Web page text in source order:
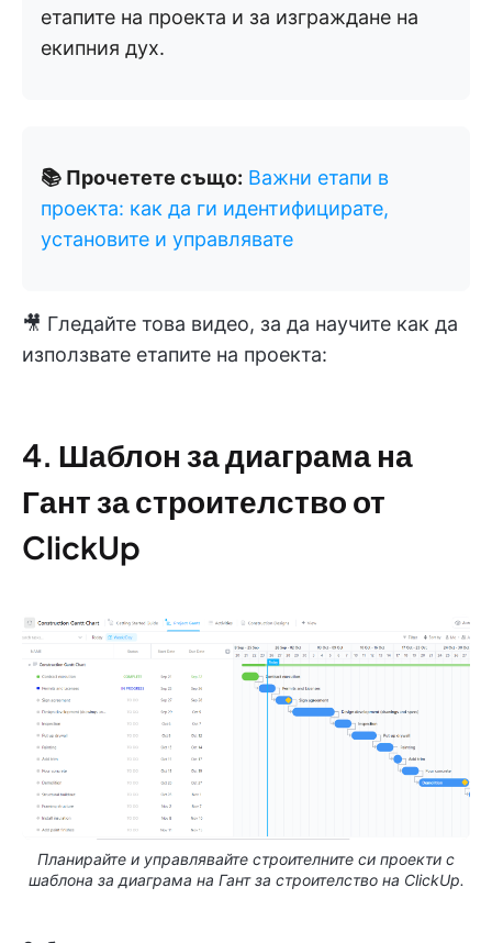
етапите на проекта и за изграждане на
екипния дух.
📚 Прочетете също: Важни етапи в
проекта: как да ги идентифицирате,
установите и управлявате
🎥 Гледайте това видео, за да научите как да
използвате етапите на проекта:
4. Шаблон за диаграма на
Гант за строителство от
ClickUp
Планирайте и управлявайте строителните си проекти с
шаблона за диаграма на Гант за строителство на ClickUp.